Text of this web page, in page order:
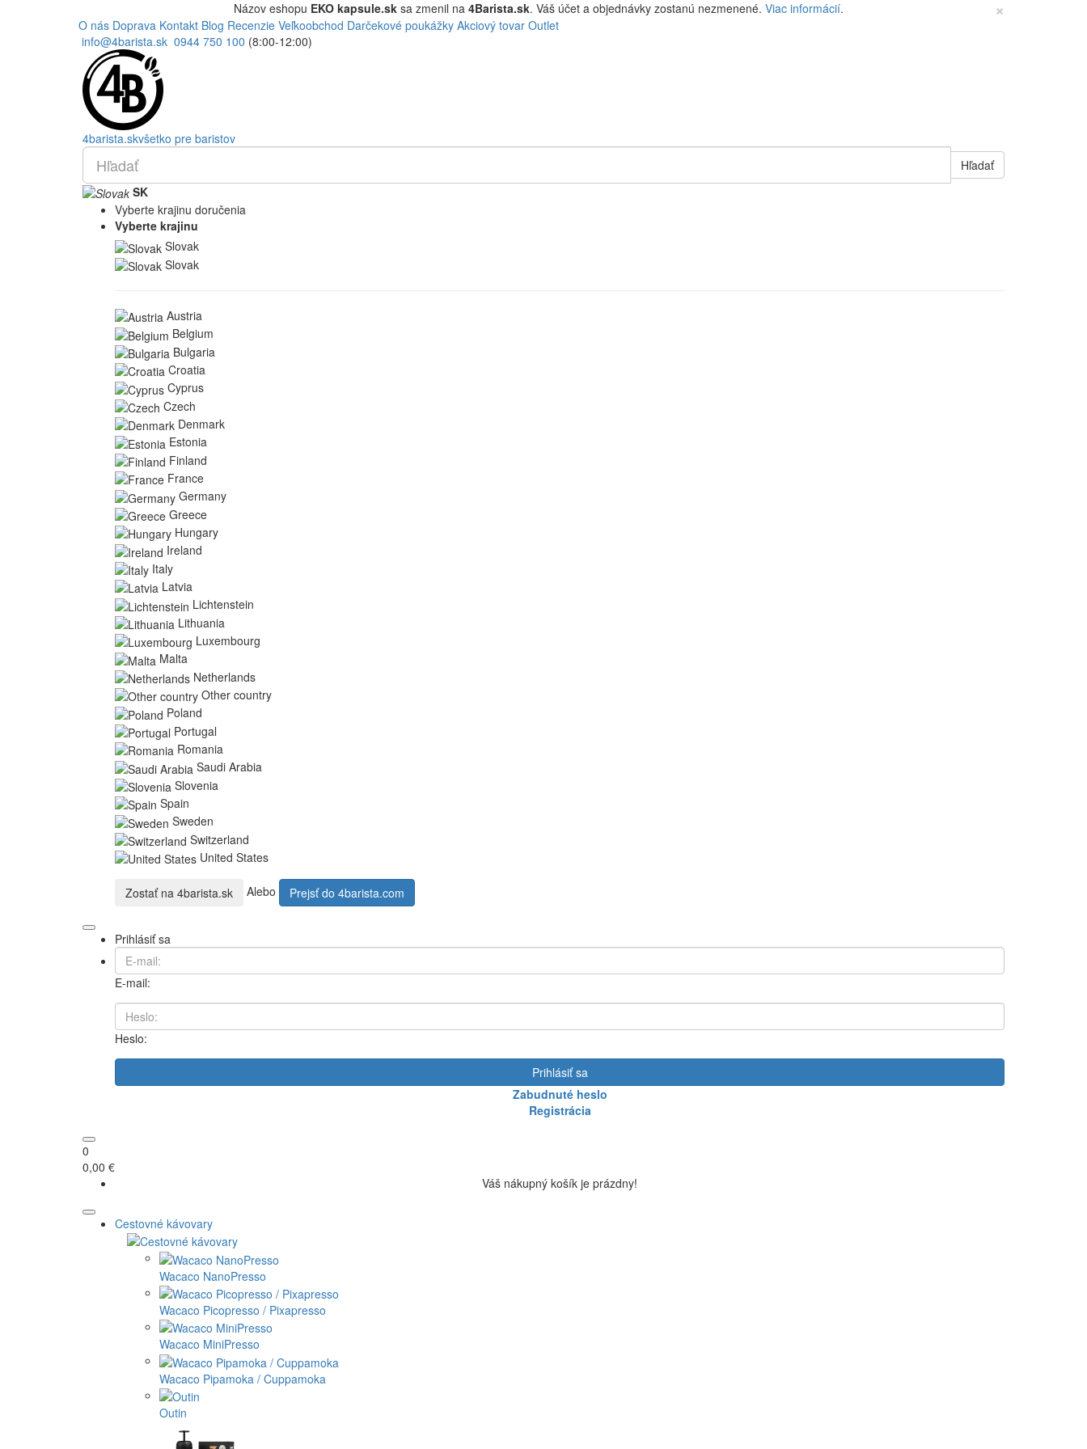
Názov eshopu EKO kapsule.sk sa zmenil na 4Barista.sk. Váš účet a objednávky zostanú nezmenené. Viac informácií. ×
O nás Doprava Kontakt Blog Recenzie Veľkoobchod Darčekové poukážky Akciový tovar Outlet
info@4barista.sk 0944 750 100 (8:00-12:00)
4barista.skvšetko pre baristov
Hľadať
SK
Vyberte krajinu doručenia
Vyberte krajinu
Slovak
Slovak
Austria
Belgium
Bulgaria
Croatia
Cyprus
Czech
Denmark
Estonia
Finland
France
Germany
Greece
Hungary
Ireland
Italy
Latvia
Lichtenstein
Lithuania
Luxembourg
Malta
Netherlands
Other country
Poland
Portugal
Romania
Saudi Arabia
Slovenia
Spain
Sweden
Switzerland
United States
Zostať na 4barista.sk Alebo Prejsť do 4barista.com
Prihlásiť sa
E-mail:
Heslo:
Prihlásiť sa
Zabudnuté heslo
Registrácia
0
0,00 €
Váš nákupný košík je prázdny!
Cestovné kávovary
Wacaco NanoPresso
Wacaco Picopresso / Pixapresso
Wacaco MiniPresso
Wacaco Pipamoka / Cuppamoka
Outin